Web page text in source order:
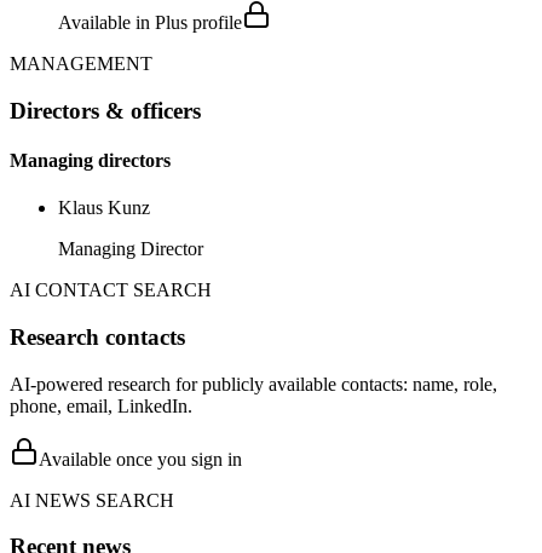
Available in Plus profile
MANAGEMENT
Directors & officers
Managing directors
Klaus Kunz
Managing Director
AI CONTACT SEARCH
Research contacts
AI-powered research for publicly available contacts: name, role,
phone, email, LinkedIn.
Available once you sign in
AI NEWS SEARCH
Recent news